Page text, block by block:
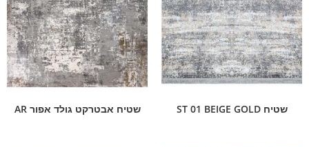
שטיח ST 01 BEIGE GOLD שטיח אבטרקט גולד אפור AR